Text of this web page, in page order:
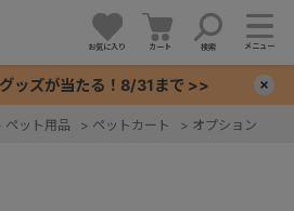
お気に入り カート 検索 メニュー
ッズが当たる！8/31まで >>
ペット用品 > ペットカート > オプション